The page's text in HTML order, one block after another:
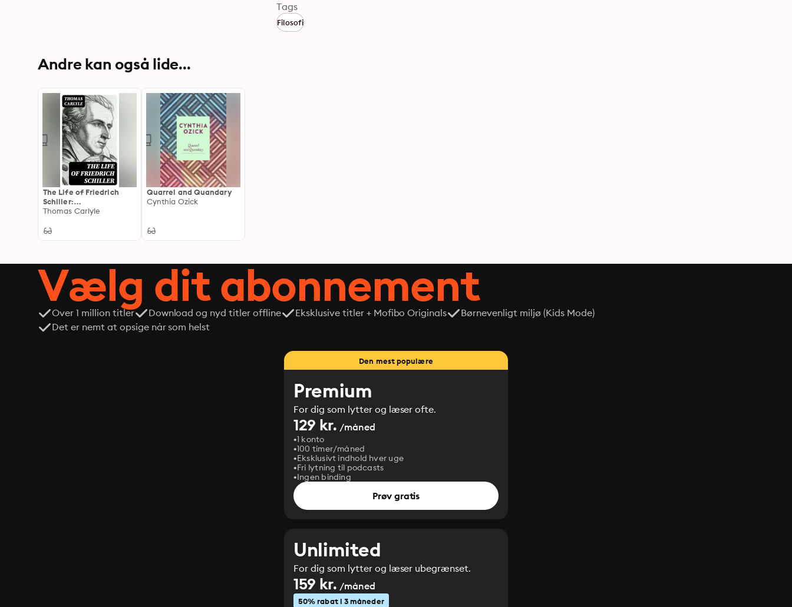
Tags
Filosofi
Andre kan også lide...
The Life of Friedrich
Schiller:
Comprehending an
Works
Thomas Carlyle
Quarrel and Quandary
Cynthia Ozick
Vælg dit abonnement
Over 1 million titler Download og nyd titler offline Eksklusive titler + Mofibo Originals
Børnevenligt miljø (Kids Mode)
Det er nemt at opsige når som helst
Den mest populære
Premium
For dig som lytter og læser ofte.
129 kr. /måned
1 konto
100 timer/måned
Eksklusivt indhold hver uge
Fri lytning til podcasts
Ingen binding
Prøv gratis
Unlimited
For dig som lytter og læser ubegrænset.
159 kr. /måned
50% rabat i 3 måneder